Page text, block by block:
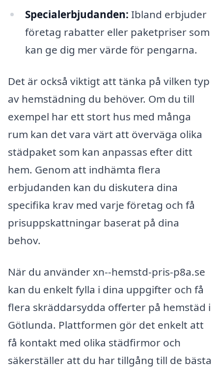
Specialerbjudanden: Ibland erbjuder
företag rabatter eller paketpriser som
kan ge dig mer värde för pengarna.
Det är också viktigt att tänka på vilken typ
av hemstädning du behöver. Om du till
exempel har ett stort hus med många
rum kan det vara värt att överväga olika
städpaket som kan anpassas efter ditt
hem. Genom att indhämta flera
erbjudanden kan du diskutera dina
specifika krav med varje företag och få
prisuppskattningar baserat på dina
behov.
När du använder xn--hemstd-pris-p8a.se
kan du enkelt fylla i dina uppgifter och få
flera skräddarsydda offerter på hemstäd i
Götlunda. Plattformen gör det enkelt att
få kontakt med olika städfirmor och
säkerställer att du har tillgång till de bästa